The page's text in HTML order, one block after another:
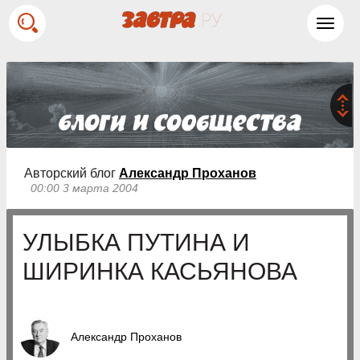
Авторский блог Александр Проханов
00:00 3 марта 2004
УЛЫБКА ПУТИНА И
ШИРИНКА КАСЬЯНОВА
Александр Проханов